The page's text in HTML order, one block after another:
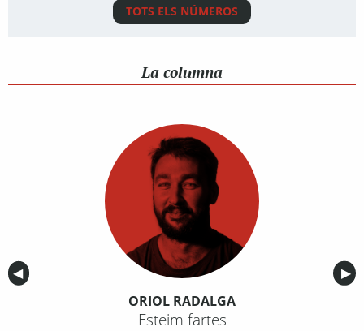
TOTS ELS NÚMEROS
La columna
Anterior
◀︎ ▶︎
ORIOL RADALGA
Esteim fartes